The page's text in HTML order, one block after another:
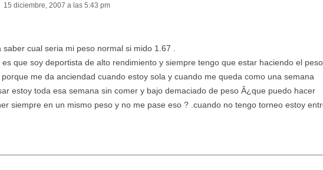
15 diciembre, 2007 a las 5:43 pm
saber cual seria mi peso normal si mido 1.67 .
es que soy deportista de alto rendimiento y siempre tengo que estar haciendo el
me da anciendad cuando estoy sola y cuando me queda como una semana
estoy toda esa semana sin comer y bajo demaciado de peso Â¿que puedo hacer
siempre en un mismo peso y no me pase eso ? .cuando no tengo torneo estoy